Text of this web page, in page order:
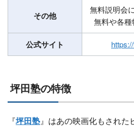
その他
無料説明会
無料や各
公式サイト
坪田塾の特徴
『坪田塾』はあの映画化もされた